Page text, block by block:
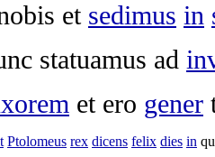
et sedimus in
statuamus ad
et ero gener
Ptolomeus rex dicens felix dies in